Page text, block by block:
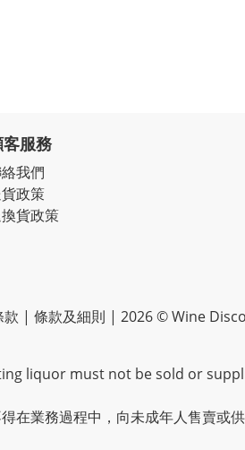
客服務
我們
政策
貨政策
款 | 條款及細則 | 2026 © Wine
liquor must not be sold or
在業務過程中，向未成年人售賣或供